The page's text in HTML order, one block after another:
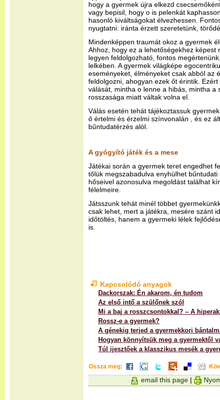
hogy a gyermek újra elkezd
vagy bepisil, hogy o is pelenkát
hasonló kiváltságokat élvezhessen.
nyugtatni: iránta érzett szeretetünk,
Mindenképpen traumát okoz a gyermek
Ahhoz, hogy ez a lehetőségekhez képest
legyen feldolgozható, fontos
lelkében. A gyermek világképe
eseményeket, élményeket csak abból az
feldolgozni, ahogyan ezek őt érintik.
válását, mintha o lenne a hibás, mintha a
rosszasága miatt váltak volna el.
Válás esetén tehát tájékoztassuk
ő értelmi és érzelmi színvonalán , és ez
bűntudatérzés alól.
A gyógyító játék és a mese
Játékai során a gyermek teret engedhet
tőlük megszabadulva enyhülhet bűntudati
hőseivel azonosulva megoldást találhat
félelmeire.
Játsszunk tehát minél többet
csak lehet, mert a játékra, mesére szánt
időtöltés, hanem a gyermeki lélek
is.
Kapcsolódó anyagok
Dackorszak: Én akarom, én tudom
Az első intő a szülőnek szól
Mi a baj a rosszcsontokkal? – A
Rossz-e a gyermek?
A génekig terjed a gyermekkori
Hogyan könnyítsük meg a gyermektől
Túl ijesztőek a klasszikus mesék a
Ossza meg:
email this page |